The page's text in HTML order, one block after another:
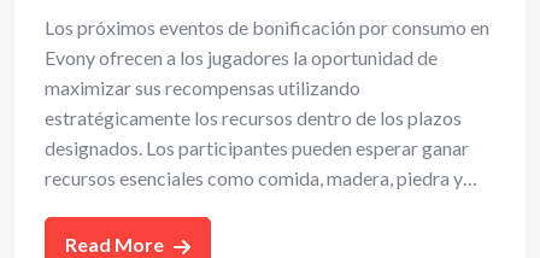
Los próximos eventos de bonificación por consumo en
Evony ofrecen a los jugadores la oportunidad de
maximizar sus recompensas utilizando
estratégicamente los recursos dentro de los plazos
designados. Los participantes pueden esperar ganar
recursos esenciales como comida, madera, piedra y…
Read More